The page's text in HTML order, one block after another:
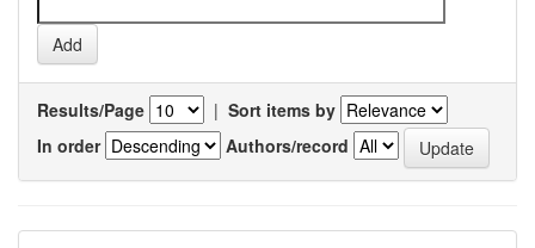
Results/Page | Sort items by
In order
Authors/record